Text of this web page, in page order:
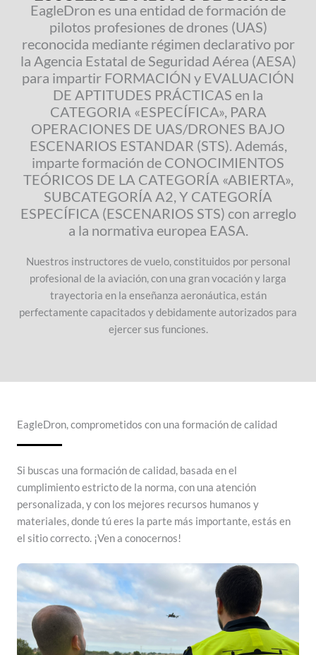
EagleDron es una entidad de formación de
pilotos profesiones de drones (UAS)
reconocida mediante régimen declarativo por
la Agencia Estatal de Seguridad Aérea (AESA)
para impartir FORMACIÓN y EVALUACIÓN
DE APTITUDES PRÁCTICAS en la
CATEGORIA «ESPECÍFICA», PARA
OPERACIONES DE UAS/DRONES BAJO
ESCENARIOS ESTANDAR (STS). Además,
imparte formación de CONOCIMIENTOS
TEÓRICOS DE LA CATEGORÍA «ABIERTA»,
SUBCATEGORÍA A2, Y CATEGORÍA
ESPECÍFICA (ESCENARIOS STS) con arreglo
a la normativa europea EASA.
Nuestros instructores de vuelo, constituidos por personal
profesional de la aviación, con una gran vocación y larga
trayectoria en la enseñanza aeronáutica, están
perfectamente capacitados y debidamente autorizados para
ejercer sus funciones.
EagleDron, comprometidos con una formación de calidad
Si buscas una formación de calidad, basada en el
cumplimiento estricto de la norma, con una atención
personalizada, y con los mejores recursos humanos y
materiales, donde tú eres la parte más importante, estás en
el sitio correcto. ¡Ven a conocernos!